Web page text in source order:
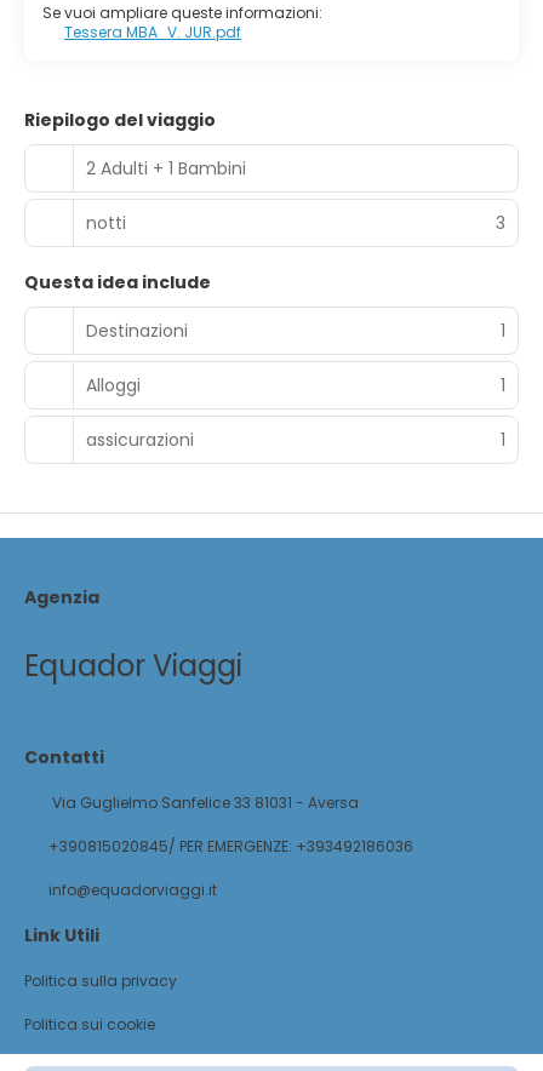
Se vuoi ampliare queste informazioni:
Tessera MBA_V. JUR.pdf
Riepilogo del viaggio
2 Adulti + 1 Bambini
notti 3
Questa idea include
Destinazioni
1
Alloggi 1
assicurazioni 1
Agenzia
Equador Viaggi
Contatti
Via Guglielmo Sanfelice 33 81031 - Aversa
+390815020845/ PER EMERGENZE: +393492186036
info@equadorviaggi.it
Link Utili
Politica sulla privacy
Politica sui cookie